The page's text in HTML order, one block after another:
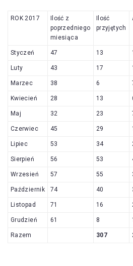
ROK 2017
Ilość z
poprzedniego
miesiąca
Ilość
przyjętych
Styczeń 47 13
Luty 43 17
Marzec 38 6
Kwiecień 28 13
Maj 32 23
Czerwiec 45 29
Lipiec 53 34
Sierpień 56 53
Wrzesień 57 55
Październik 74 40
Listopad 71 16
Grudzień 61 8
Razem 307